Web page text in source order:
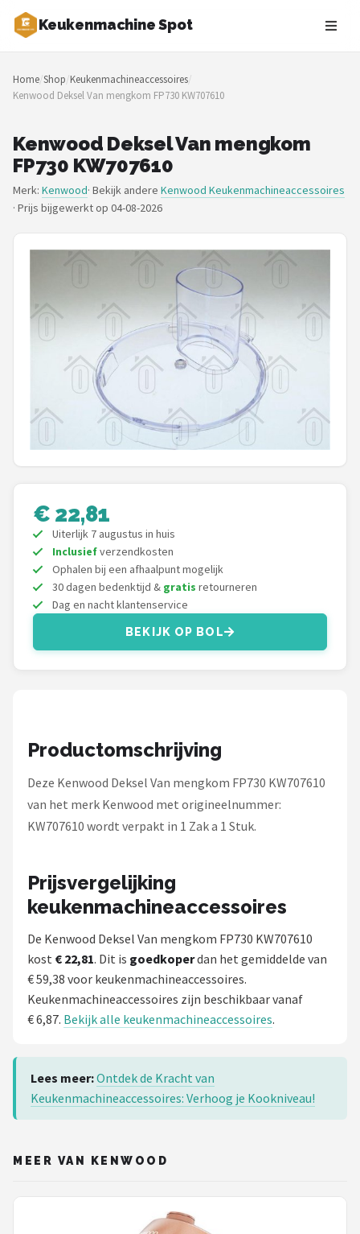
Keukenmachine Spot
Zoeken
NAVIGATIE
Merken
Blog
MasterChef
Keukenmachines
Staafmixers
Juicers
Moulinex
KitchenAid
Magimix
Braun
KitchenBrothers
Alle merken →
Home/Shop/Keukenmachineaccessoires/
Kenwood Deksel Van mengkom FP730 KW707610
Kenwood Deksel Van mengkom
FP730 KW707610
Merk: Kenwood· Bekijk andere Kenwood Keukenmachineaccessoires
· Prijs bijgewerkt op 04-08-2026
€ 22,81
Uiterlijk 7 augustus in huis
Inclusiefverzendkosten
Ophalen bij een afhaalpunt mogelijk
30 dagen bedenktijd & gratis retourneren
Dag en nacht klantenservice
BEKIJK OP BOL
Productomschrijving
Deze Kenwood Deksel Van mengkom FP730 KW707610
van het merk Kenwood met origineelnummer:
KW707610 wordt verpakt in 1 Zak a 1 Stuk.
Prijsvergelijking
keukenmachineaccessoires
De Kenwood Deksel Van mengkom FP730 KW707610
kost € 22,81. Dit is goedkoperdan het gemiddelde van
€ 59,38 voor keukenmachineaccessoires.
Keukenmachineaccessoires zijn beschikbaar vanaf
€ 6,87. Bekijk alle keukenmachineaccessoires.
Lees meer:Ontdek de Kracht van
Keukenmachineaccessoires: Verhoog je Kookniveau!
MEER VAN KENWOOD